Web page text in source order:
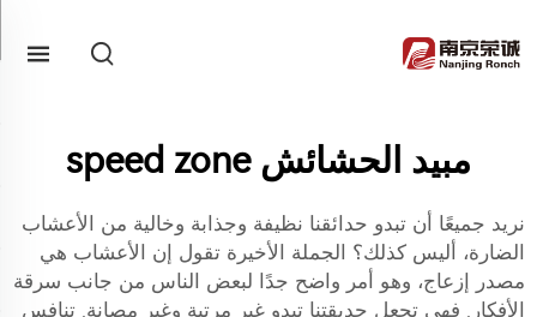
مبيد الحشائش speed zone
نريد جميعًا أن تبدو حدائقنا نظيفة وجذابة وخالية من الأعشاب
الضارة، أليس كذلك؟ الجملة الأخيرة تقول إن الأعشاب هي
مصدر إزعاج، وهو أمر واضح جدًا لبعض الناس من جانب سرقة
الأفكار. فهي تجعل حديقتنا تبدو غير مرتبة وغير مصانة. تنافس